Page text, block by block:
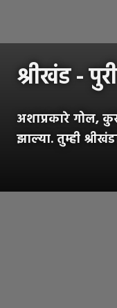
श्रीखंड - पुरी
अशाप्रकारे गोल,
झाल्या. तुम्ही